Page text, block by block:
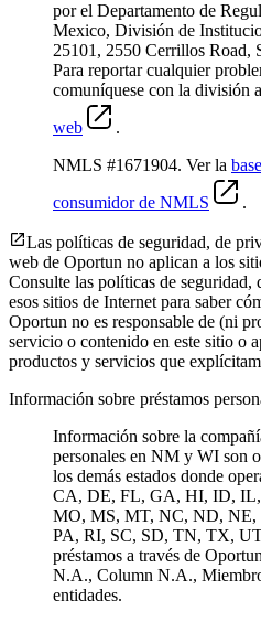
por el Departamento de
Mexico, División de
25101, 2550 Cerrillos Road,
Para reportar cualquier
comuníquese con la división
web
.
NMLS #1671904. Ver la
consumidor de NMLS
.
Las políticas de seguridad, de
web de Oportun no aplican a los
Consulte las políticas de
esos sitios de Internet para saber
Oportun no es responsable de (ni
servicio o contenido en este sitio o
productos y servicios que
Información sobre préstamos
Información sobre la
personales en NM y WI son
los demás estados donde
CA, DE, FL, GA, HI, ID,
MO, MS, MT, NC, ND,
PA, RI, SC, SD, TN, TX,
préstamos a través de
N.A., Column N.A.,
entidades.